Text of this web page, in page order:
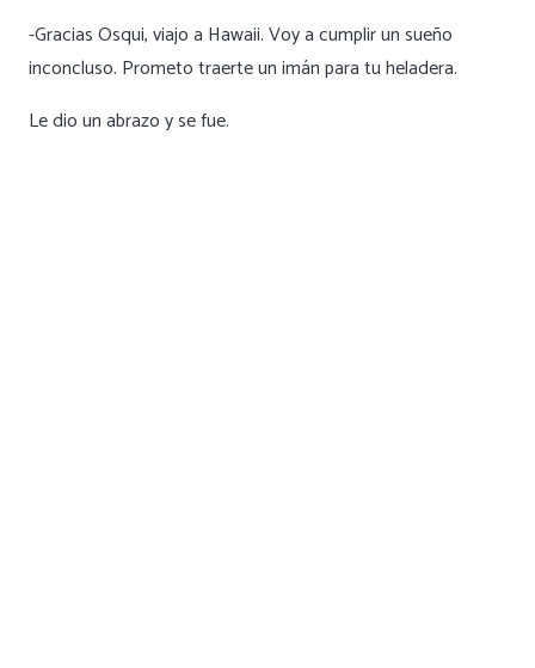
-Gracias Osqui, viajo a Hawaii. Voy a cumplir un sueño
inconcluso. Prometo traerte un imán para tu heladera.
Le dio un abrazo y se fue.